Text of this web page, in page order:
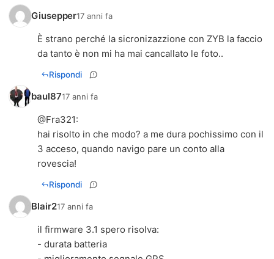
Giusepper17 anni fa
È strano perché la sicronizazzione con ZYB la faccio
da tanto è non mi ha mai cancallato le foto..
Rispondi
baul8717 anni fa
@Fra321:
hai risolto in che modo? a me dura pochissimo con il
3 acceso, quando navigo pare un conto alla
rovescia!
Rispondi
Blair217 anni fa
il firmware 3.1 spero risolva:
- durata batteria